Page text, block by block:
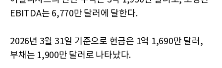
EBITDA는 6,770만 달러에 달한다.
2026년 3월 31일 기준으로 현금은 1억 1,690만 달러,
부채는 1,900만 달러로 나타났다.